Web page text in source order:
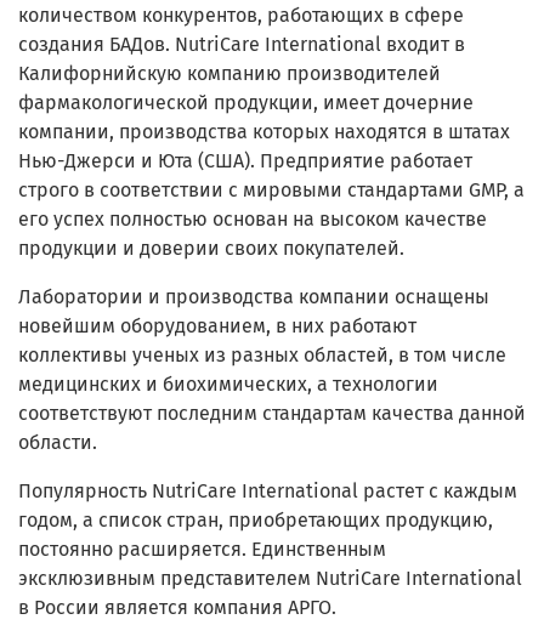
количеством конкурентов, работающих в сфере
создания БАДов. NutriCare International входит в
Калифорнийскую компанию производителей
фармакологической продукции, имеет дочерние
компании, производства которых находятся в штатах
Нью-Джерси и Юта (США). Предприятие работает
строго в соответствии с мировыми стандартами GMP, а
его успех полностью основан на высоком качестве
продукции и доверии своих покупателей.
Лаборатории и производства компании оснащены
новейшим оборудованием, в них работают
коллективы ученых из разных областей, в том числе
медицинских и биохимических, а технологии
соответствуют последним стандартам качества данной
области.
Популярность NutriCare International растет с каждым
годом, а список стран, приобретающих продукцию,
постоянно расширяется. Единственным
эксклюзивным представителем NutriCare International
в России является компания АРГО.